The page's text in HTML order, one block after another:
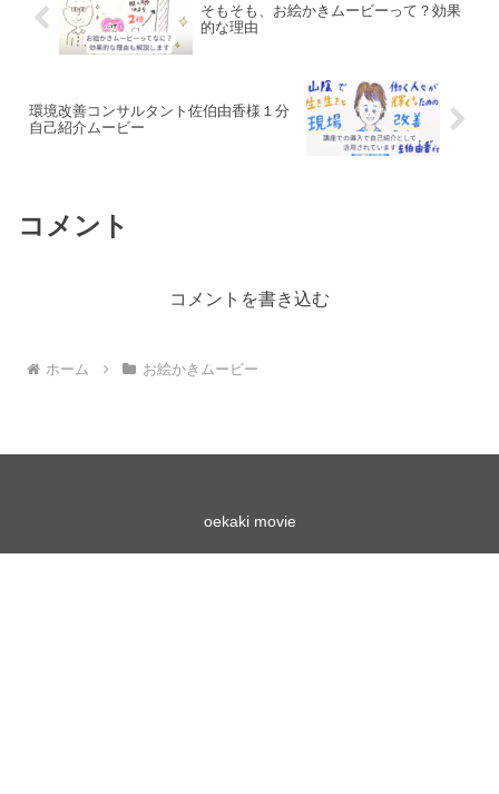
そもそも、お絵かきムービーって？効果
的な理由
環境改善コンサルタント佐伯由香様１分
自己紹介ムービー
コメント
コメントを書き込む
ホーム お絵かきムービー
oekaki movie